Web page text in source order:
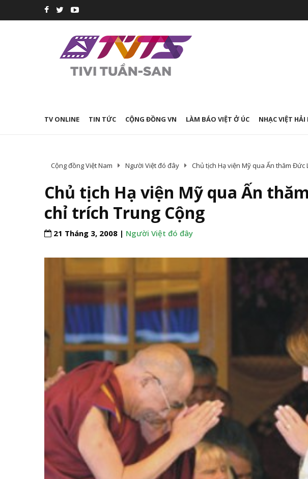
TV ONLINE TIN TỨC CỘNG ĐỒNG VN LÀM BÁO VIỆT Ở ÚC NHẠC VIỆT
Cộng đồng Việt Nam Người Việt đó đây Chủ tịch Hạ viện Mỹ qua Ấn thăm Đức
Chủ tịch Hạ viện Mỹ qua Ấn
chỉ trích Trung Cộng
21 Tháng 3, 2008 | Người Việt đó đây